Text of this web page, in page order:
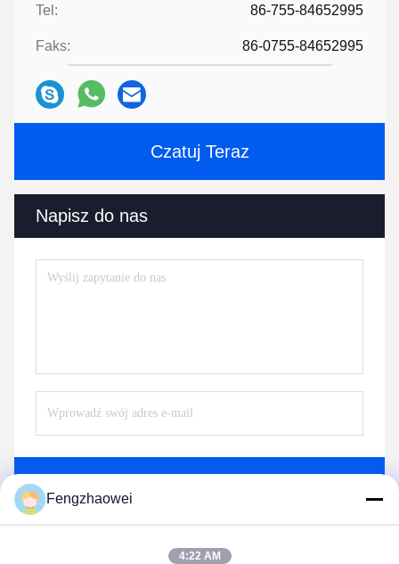
Tel: 86-755-84652995
Faks: 86-0755-84652995
Czatuj Teraz
Napisz do nas
Fengzhaowei
4:22 AM